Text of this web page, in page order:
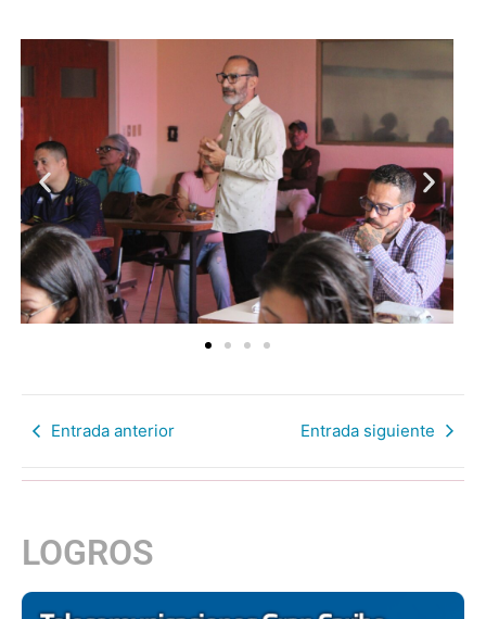
Entrada anterior Entrada siguiente
LOGROS